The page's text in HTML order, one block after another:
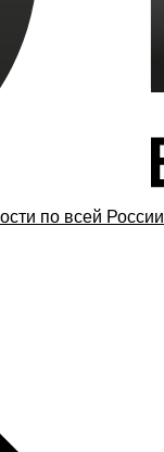
по всей России